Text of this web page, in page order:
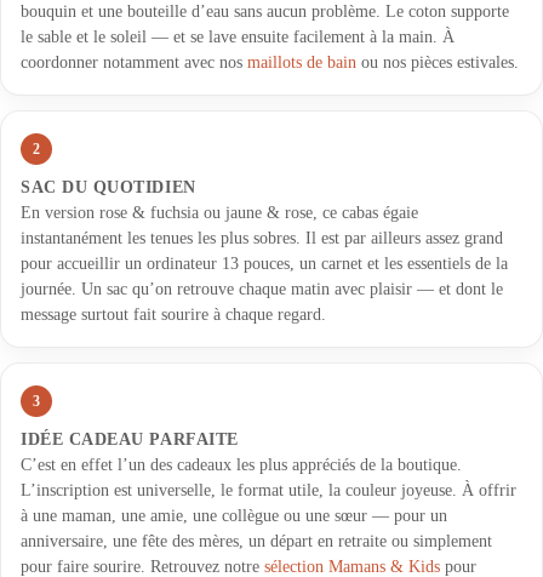
bouquin et une bouteille d’eau sans aucun problème. Le coton supporte
le sable et le soleil — et se lave ensuite facilement à la main. À
coordonner notamment avec nos maillots de bain ou nos pièces estivales.
2
SAC DU QUOTIDIEN
En version rose & fuchsia ou jaune & rose, ce cabas égaie
instantanément les tenues les plus sobres. Il est par ailleurs assez grand
pour accueillir un ordinateur 13 pouces, un carnet et les essentiels de la
journée. Un sac qu’on retrouve chaque matin avec plaisir — et dont le
message surtout fait sourire à chaque regard.
3
IDÉE CADEAU PARFAITE
C’est en effet l’un des cadeaux les plus appréciés de la boutique.
L’inscription est universelle, le format utile, la couleur joyeuse. À offrir
à une maman, une amie, une collègue ou une sœur — pour un
anniversaire, une fête des mères, un départ en retraite ou simplement
pour faire sourire. Retrouvez notre sélection Mamans & Kids pour